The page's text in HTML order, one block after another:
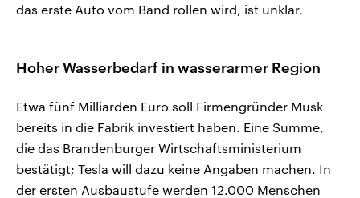
das erste Auto vom Band rollen wird, ist unklar.
Hoher Wasserbedarf in wasserarmer Region
Etwa fünf Milliarden Euro soll Firmengründer Musk
bereits in die Fabrik investiert haben. Eine Summe,
die das Brandenburger Wirtschaftsministerium
bestätigt; Tesla will dazu keine Angaben machen. In
der ersten Ausbaustufe werden 12.000 Menschen